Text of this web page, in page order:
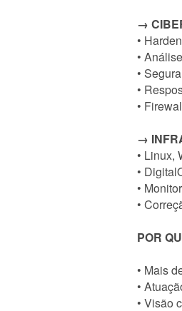
→
•
•
•
•
•
→
• Linux,
•
•
•
POR
• Mais
•
• Visão